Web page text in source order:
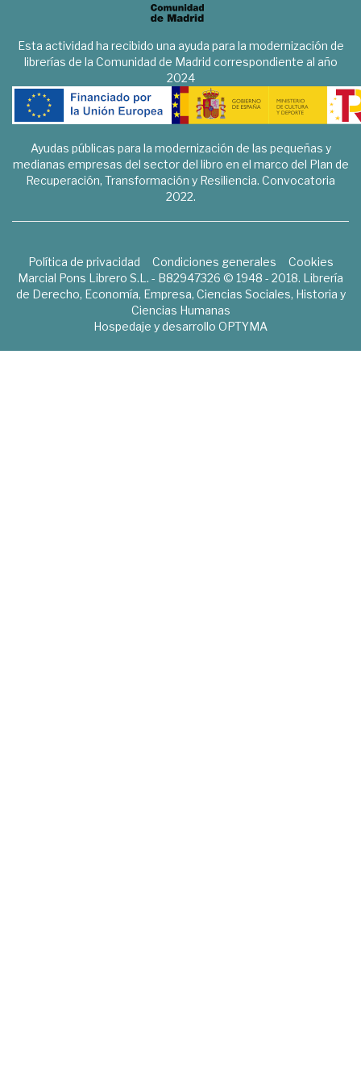
Esta actividad ha recibido una ayuda para la modernización de
librerías de la Comunidad de Madrid correspondiente al año
2024
Ayudas públicas para la modernización de las pequeñas y
medianas empresas del sector del libro en el marco del Plan de
Recuperación, Transformación y Resiliencia. Convocatoria
2022.
Política de privacidad Condiciones generales
Cookies
Marcial Pons Librero S.L. - B82947326 © 1948 - 2018. Librería
de Derecho, Economía, Empresa, Ciencias Sociales, Historia y
Ciencias Humanas
Hospedaje y desarrollo OPTYMA